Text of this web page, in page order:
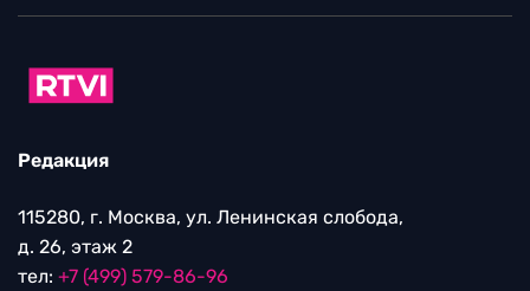
Редакция
115280, г. Москва, ул. Ленинская слобода,
д. 26, этаж 2
тел: +7 (499) 579-86-96